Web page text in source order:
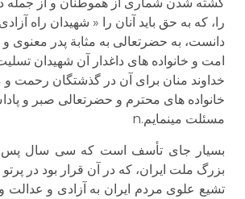
را، که به حق باید آنان را « شهیدان راه
دانست، به حضرتعالی به مثابة پدر معنوی و
امت و خانواده های داغدار آن شهیدان
خداوند منان برای آن در گذشتگان رحمت
خانواده های محترم و حضرتعالی صبر و
مسئلت می­­نمایم.n
بسیار جای تأسف است که سی سال پس
بزرگ ملت ایران، که در آن قرار بود در
تشیع علوی مردم ایران به آزادی و